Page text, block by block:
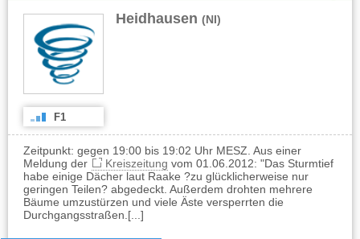
Heidhausen (NI)
F1
Zeitpunkt: gegen 19:00 bis 19:02 Uhr MESZ. Aus einer
Meldung der
Kreiszeitung vom 01.06.2012: "Das Sturmtief
habe einige Dächer laut Raake ?zu glücklicherweise nur
geringen Teilen? abgedeckt. Außerdem drohten mehrere
Bäume umzustürzen und viele Äste versperrten die
Durchgangsstraßen.[...]